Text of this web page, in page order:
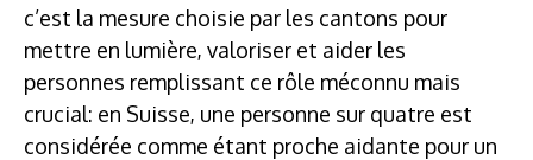
c’est la mesure choisie par les cantons pour
mettre en lumière, valoriser et aider les
personnes remplissant ce rôle méconnu mais
crucial: en Suisse, une personne sur quatre est
considérée comme étant proche aidante pour un